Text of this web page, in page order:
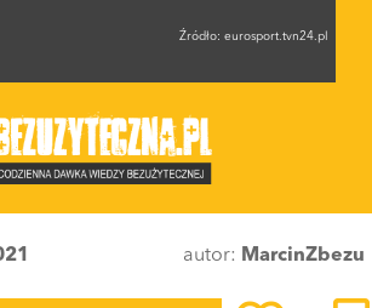
Źródło: eurosport.tvn24.pl
autor: MarcinZbezu